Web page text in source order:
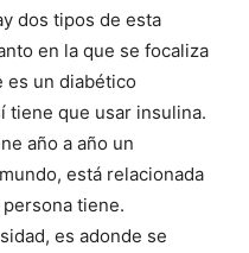
dos tipos de esta
en la que se focaliza
es un diabético
tiene que usar insulina.
año a año un
está relacionada
tiene.
es adonde se